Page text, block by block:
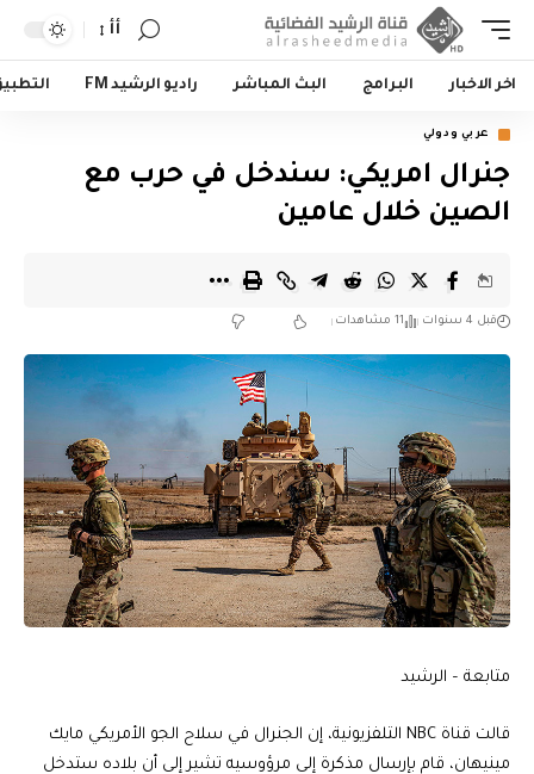
أأ
اخر الاخبار البرامج البث المباشر راديو الرشيد FM
عربي ودولي
جنرال امريكي: سندخل في حرب مع
الصين خلال عامين
قبل 4 سنوات 11 مشاهدات
متابعة – الرشيد
قالت قناة NBC التلفزيونية، إن الجنرال في سلاح الجو الأمريكي مايك
مينيهان، قام بإرسال مذكرة إلى مرؤوسيه تشير إلى أن بلاده ستدخل